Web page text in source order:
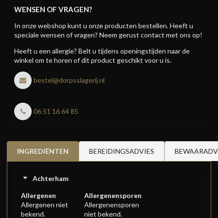
WENSEN OF VRAGEN?
In onze webshop kunt u onze producten bestellen. Heeft u
speciale wensen of vragen? Neem gerust contact met ons op!
Heeft u een allergie? Belt u tijdens openingstijden naar de
winkel om te horen of dit product geschikt voor u is.
bestel@dorpsslagerij.nl
06 51 16 64 85
INGREDIËNTEN BEREIDINGSADVIES
Achterham
Allergenen
Allergenen niet
bekend.
Allergenensporen
Allergenensporen
niet bekend.